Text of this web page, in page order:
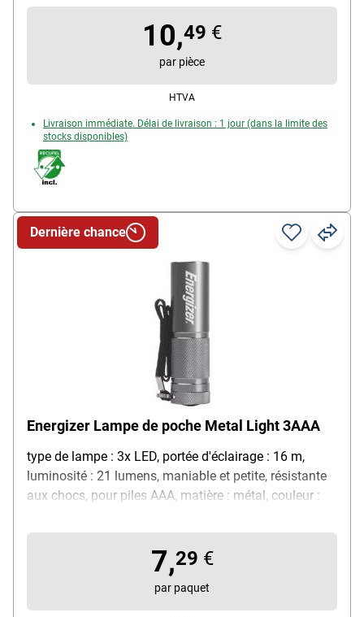
dimensions (l/L) : 2,3/14,3 cm
10,49 €
par pièce
HTVA
Livraison immédiate. Délai de livraison : 1 jour (dans la limite des
stocks disponibles)
Energizer Lampe de poche Metal Light 3AAA
type de lampe : 3x LED, portée d'éclairage : 16 m,
luminosité : 21 lumens, maniable et petite, résistante
aux chocs, pour piles AAA, matière : métal, couleur :
Dernière chance
7,29 €
par paquet